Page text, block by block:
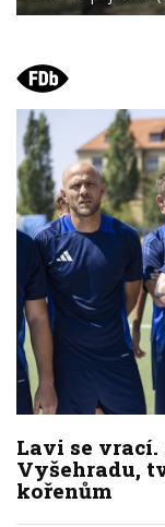
Lavi se
Vyšehradu,
kořenům